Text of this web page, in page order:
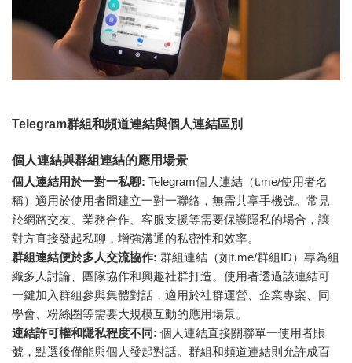
Telegram群組和頻道連結與個人連結區別
個人連結與群組連結的應用場景
個人連結用於一對一私聊: Telegram個人連結（t.me/使用者名
稱）適用於使用者間建立一對一聯絡，無需共享手機號。常見
於網路交友、業務合作、客服支援等需要保護隱私的場合，讓
對方直接發起私聊，增強溝通的私密性和效率。
群組連結便於多人交流協作: 群組連結（如t.me/群組ID）專為組
織多人討論、團隊協作和興趣社群打造。使用者透過該連結可
一鍵加入群組參與集體對話，適用於社群運營、企業專案、同
學會、粉絲圈等需要大規模互動的應用場景。
連結許可權和隱私程度不同: 個人連結直接關聯單一使用者賬
號，點選後僅能與個人發起對話。群組和頻道連結則允許成百